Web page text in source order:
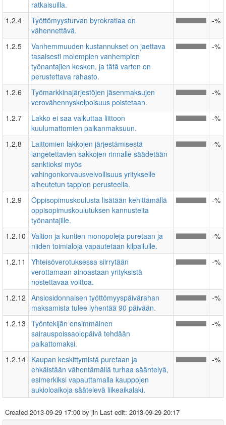
ratkaisuilla.
1.2.4
Työttömyysturvan byrokratiaa on
vähennettävä.
-%
1.2.5
Vanhemmuuden kustannukset on jaettava
tasaisesti molempien vanhempien
työnantajien kesken, ja tätä varten on
perustettava rahasto.
-%
1.2.6
Työmarkkinajärjestöjen jäsenmaksujen
verovähennyskelpoisuus poistetaan.
-%
1.2.7
Lakko ei saa vaikuttaa liittoon
kuulumattomien palkanmaksuun.
-%
1.2.8
Laittomien lakkojen järjestämisestä
langetettavien sakkojen rinnalle säädetään
sanktioksi myös
vahingonkorvausvelvollisuus yritykselle
aiheutetun tappion perusteella.
-%
1.2.9
Oppisopimuskoulusta lisätään kehittämällä
oppisopimuskoulutuksen kannusteita
työnantajille.
-%
1.2.10 Valtion ja kuntien monopoleja puretaan ja
niiden toimialoja vapautetaan kilpailulle.
-%
1.2.11
Yhteisöverotuksessa siirrytään
verottamaan ainoastaan yrityksistä
nostettavaa voittoa.
-%
1.2.12 Ansiosidonnaisen työttömyyspäivärahan
maksamista tulee lyhentää 90 päivään.
-%
1.2.13 Työntekijän ensimmäinen
sairauspoissaolopäivä tehdään
palkattomaksi.
-%
1.2.14 Kaupan keskittymistä puretaan ja
ehkäistään vähentämällä turhaa sääntelyä,
esimerkiksi vapauttamalla kauppojen
aukioloaikoja säätelevä liikeaikalaki.
-%
Created 2013-09-29 17:00 by jln Last edit: 2013-09-29 20:17